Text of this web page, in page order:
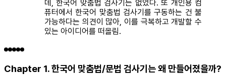
데, 한국어 맞춤법 검사기는 없었다. 또 개인용 컴
퓨터에서 한국어 맞춤법 검사기를 구동하는 건 불
가능하다는 의견이 많아, 이를 극복하고 개발할 수
있는 아이디어를 떠올림.
Chapter 1. 한국어 맞춤법/문법 검사기는 왜 만들어졌을까?